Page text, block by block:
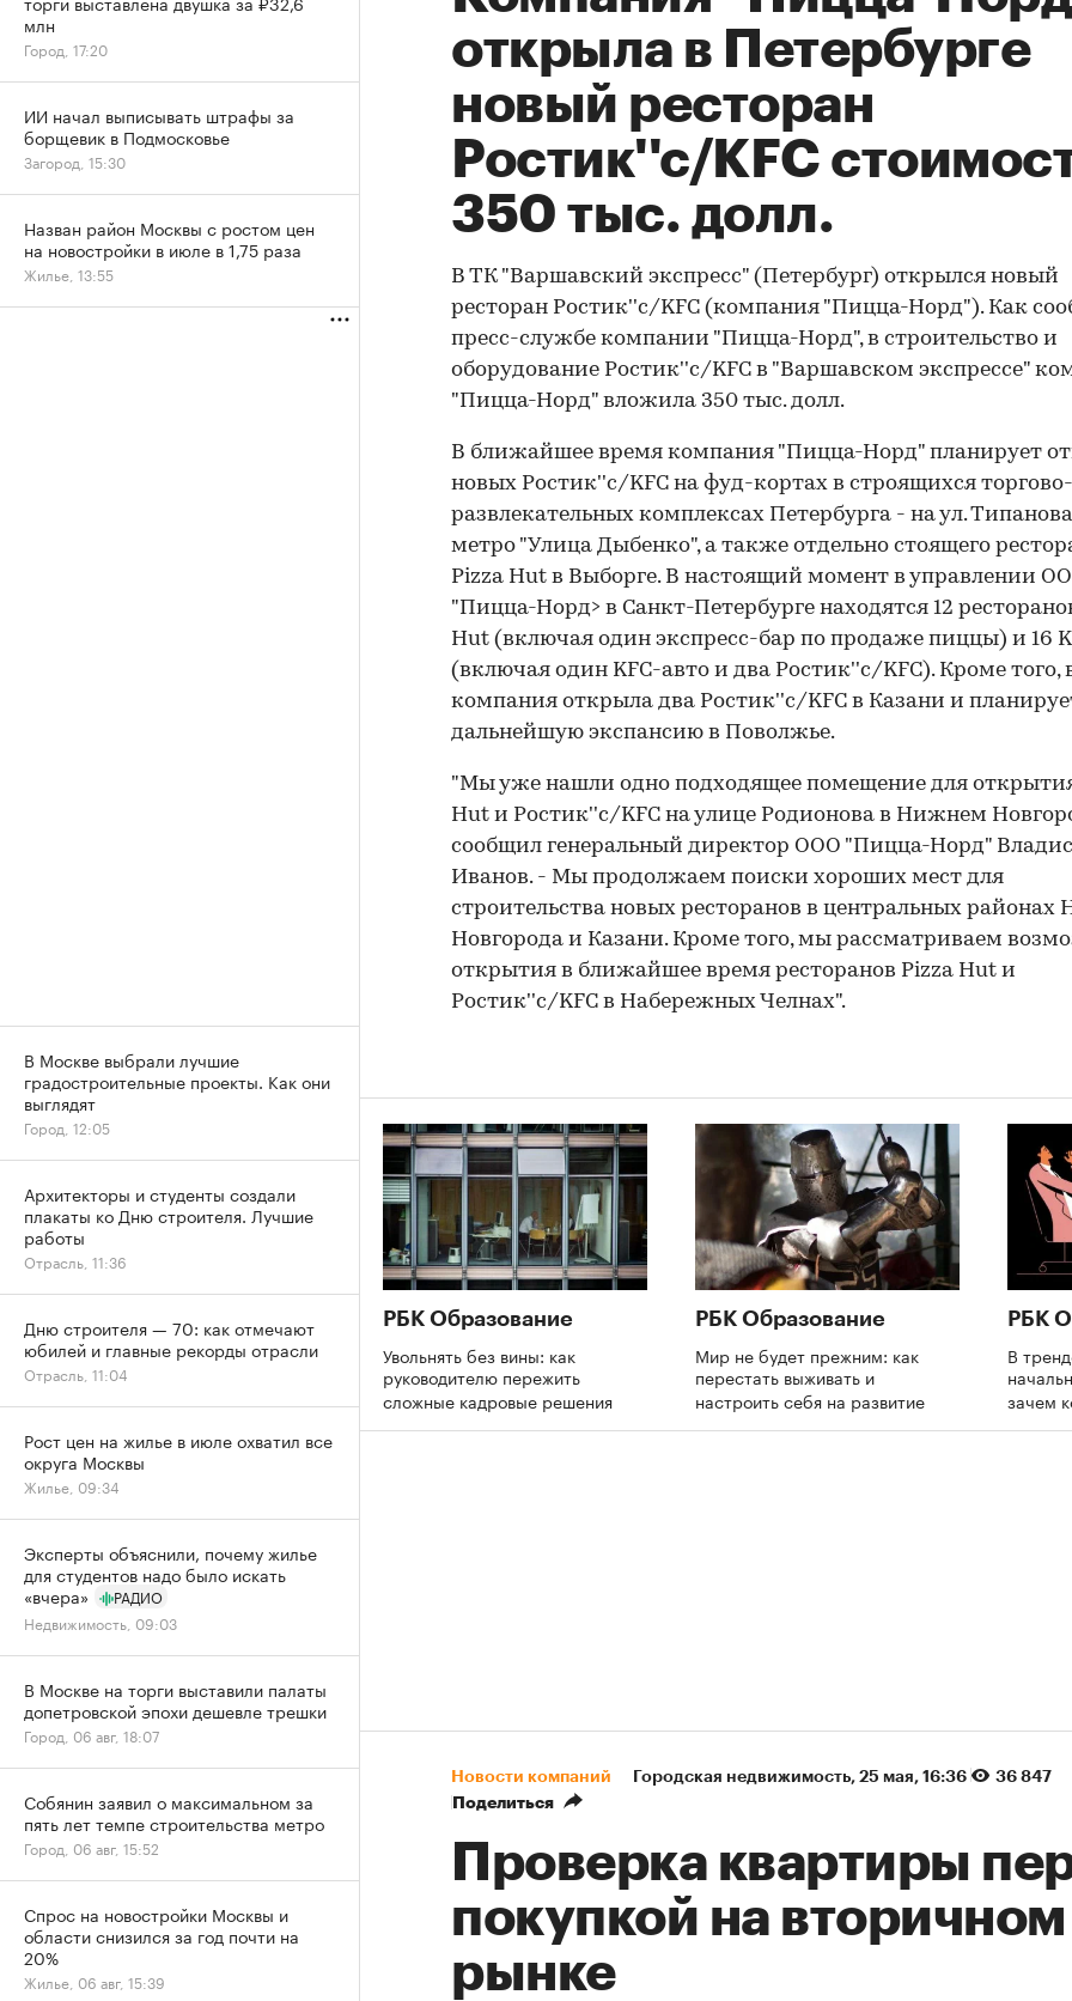
открыла в Петербурге
новый ресторан
Ростик''с/KFC
350 тыс. долл.
В ТК "Варшавский экспресс" (Петербург) открылся новый
ресторан Ростик''с/KFC (компания "Пицца-Норд"). Как
пресс-службе компании "Пицца-Норд", в строительство и
оборудование Ростик''c/KFC в "Варшавском экспрессе"
"Пицца-Норд" вложила 350 тыс. долл.
В ближайшее время компания "Пицца-Норд" планирует
новых Ростик''c/KFC на фуд-кортах в строящихся торгово-
развлекательных комплексах Петербурга - на ул.
метро "Улица Дыбенко", а также отдельно стоящего
Pizza Hut в Выборге. В настоящий момент в управлении
"Пицца-Норд> в Санкт-Петербурге находятся 12
Hut (включая один экспресс-бар по продаже пиццы) и 16
(включая один KFC-авто и два Ростик''c/KFC). Кроме того,
компания открыла два Ростик''c/KFC в Казани и
дальнейшую экспансию в Поволжье.
"Мы уже нашли одно подходящее помещение для
Hut и Ростик''c/KFC на улице Родионова в Нижнем
сообщил генеральный директор ООО "Пицца-Норд"
Иванов. - Мы продолжаем поиски хороших мест для
строительства новых ресторанов в центральных районах
Новгорода и Казани. Кроме того, мы рассматриваем
открытия в ближайшее время ресторанов Pizza Hut и
Ростик''c/KFC в Набережных Челнах".
РБК Образование
Увольнять без вины: как
руководителю пережить
сложные кадровые решения
РБК Образование
Мир не будет прежним: как
перестать выживать и
настроить себя на развитие
РБК
В
зачем
Новости компаний Городская недвижимость⁠, 25 мая, 16:36
36 847
Поделиться
Проверка квартиры
покупкой на вторичном
рынке
млн
Город, 17:20
ИИ начал выписывать штрафы за
борщевик в Подмосковье
Загород, 15:30
Назван район Москвы с ростом цен
на новостройки в июле в 1,75 раза
Жилье, 13:55
В Москве выбрали лучшие
градостроительные проекты. Как они
выглядят
Город, 12:05
Архитекторы и студенты создали
плакаты ко Дню строителя. Лучшие
работы
Отрасль, 11:36
Дню строителя — 70: как отмечают
юбилей и главные рекорды отрасли
Отрасль, 11:04
Рост цен на жилье в июле охватил все
округа Москвы
Жилье, 09:34
Эксперты объяснили, почему жилье
для студентов надо было искать
«вчера»
РАДИО
Недвижимость, 09:03
В Москве на торги выставили палаты
допетровской эпохи дешевле трешки
Город, 06 авг, 18:07
Собянин заявил о максимальном за
пять лет темпе строительства метро
Город, 06 авг, 15:52
Спрос на новостройки Москвы и
области снизился за год почти на
20%
Жилье, 06 авг, 15:39